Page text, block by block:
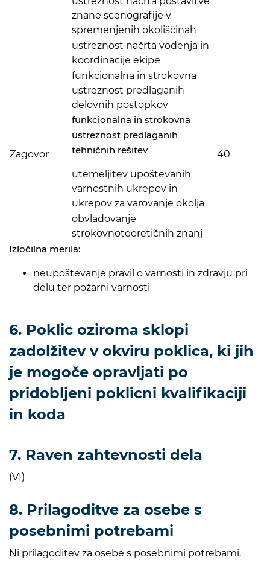
znane scenografije v
spremenjenih okoliščinah
ustreznost načrta vodenja in
koordinacije ekipe
Zagovor
funkcionalna in strokovna
ustreznost predlaganih
delovnih postopkov
funkcionalna in strokovna
ustreznost predlaganih
tehničnih rešitev
utemeljitev upoštevanih
varnostnih ukrepov in
ukrepov za varovanje okolja
40
obvladovanje
strokovnoteoretičnih znanj
Izločilna merila:
neupoštevanje pravil o varnosti in zdravju pri
delu ter požarni varnosti
6. Poklic oziroma sklopi
zadolžitev v okviru poklica, ki jih
je mogoče opravljati po
pridobljeni poklicni kvalifikaciji
in koda
7. Raven zahtevnosti dela
(VI)
8. Prilagoditve za osebe s
posebnimi potrebami
Ni prilagoditev za osebe s posebnimi potrebami.